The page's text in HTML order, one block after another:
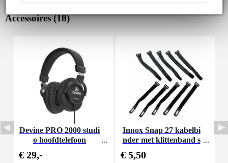
Accessoires (18)
Devine PRO 2000 studi
o hoofdtelefoon
€ 29,-
Innox Snap 27 kabelbi
nder met klittenband s
€ 5,50